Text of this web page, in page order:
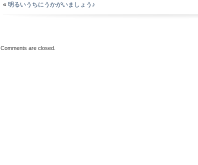
« 明るいうちにうかがいましょう♪
Comments are closed.